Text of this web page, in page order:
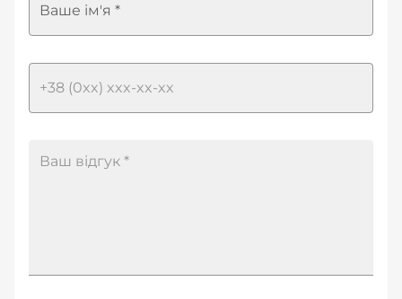
Ваше ім'я *